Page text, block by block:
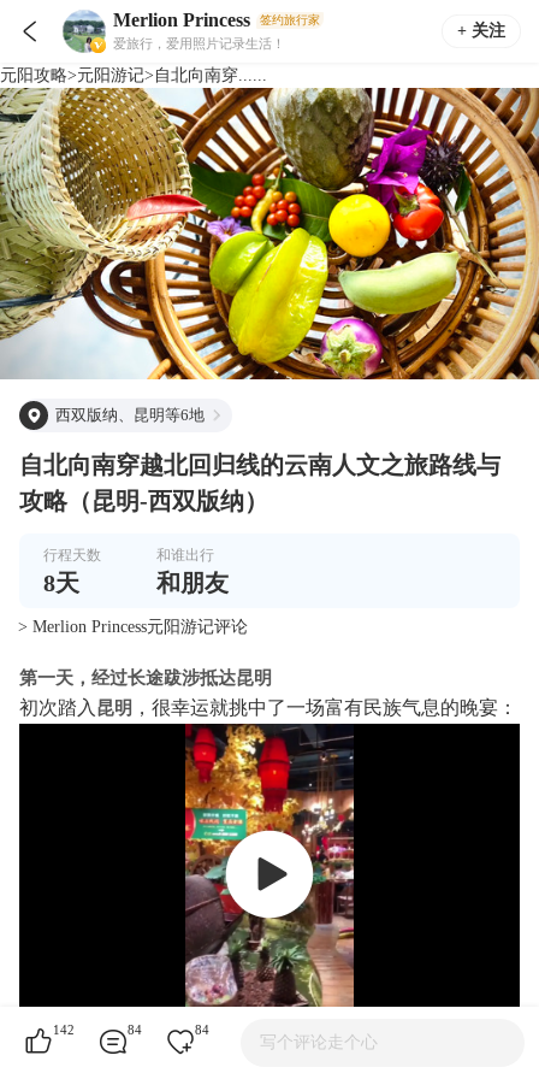
 Merlion Princess 签约旅行家
爱旅行，爱用照片记录生活！
+ 关注
元阳攻略>元阳游记> 自北向南穿......
西双版纳、昆明等6地
自北向南穿越北回归线的云南人文之旅路线与
攻略（昆明-西双版纳）
行程天数
8天
和谁出行
和朋友
> Merlion Princess元阳游记评论
第一天，经过长途跋涉抵达昆明
初次踏入 昆明 ，很幸运就挑中了一场富有民族气息的晚宴：
142 84 84
写个评论走个心